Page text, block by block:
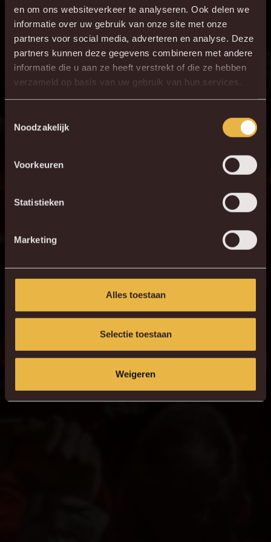
en om ons websiteverkeer te analyseren. Ook delen we
informatie over uw gebruik van onze site met onze
partners voor social media, adverteren en analyse. Deze
partners kunnen deze gegevens combineren met andere
informatie die u aan ze heeft verstrekt of die ze hebben
verzameld op basis van uw gebruik van hun services.
Noodzakelijk
Voorkeuren
Statistieken
Marketing
Alles toestaan
Selectie toestaan
Weigeren